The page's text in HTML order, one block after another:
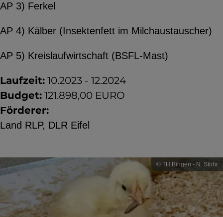
AP 3) Ferkel
AP 4) Kälber (Insektenfett im Milchaustauscher)
AP 5) Kreislaufwirtschaft (BSFL-Mast)
Laufzeit: 10.2023 - 12.2024
Budget: 121.898,00 EURO
Förderer:
Land RLP, DLR Eifel
© TH Bingen - N. Stöhr